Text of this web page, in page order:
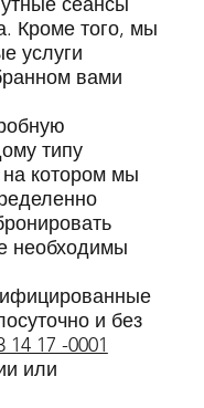
Кроме того, мы
услуги
вами
типу
котором мы
необходимы
и без
14 17 -0001
или